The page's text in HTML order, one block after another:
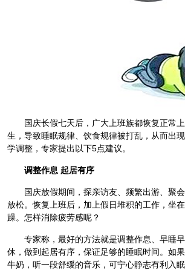
国庆长假七天后，广大上班族都恢复正常
生，导致睡眠规律、 饮食规律被打乱，从而出
学调整，专家提出以下5点建议。
调整作息 起居有序
国庆放假期间，探亲访友、频繁出游、聚
放松。恢复上班后，加上假日堆积的工作，坐
躁。怎样消除疲劳感呢？
专家称，最好的方法就是调整作息、早睡
休，做到起居有序，保证足够的睡眠时间。如
牛奶，听一段舒缓的音乐，可宁心静志有利入